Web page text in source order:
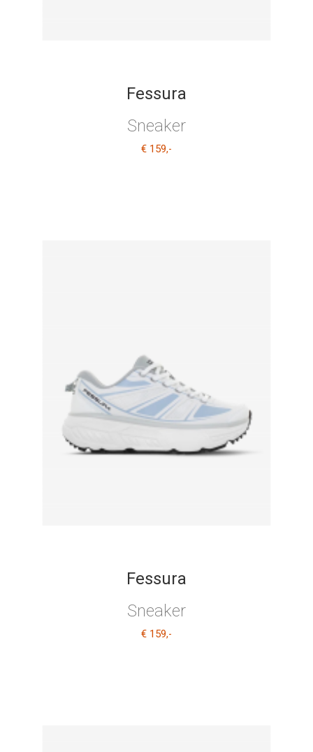
Fessura
Sneaker
€ 159,-
Fessura
Sneaker
€ 159,-